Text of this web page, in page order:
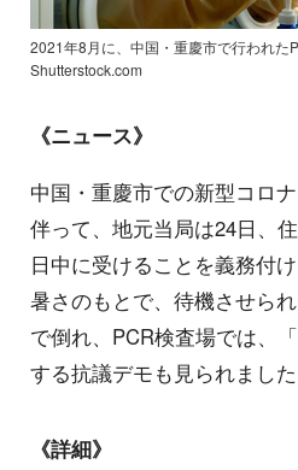
2021年8月に、中国・重慶市で行われた
Shutterstock.com
《ニュース》
中国・重慶市での新型コロ
伴って、地元当局は24日、
日中に受けることを義務付
暑さのもとで、待機させら
で倒れ、PCR検査場では、
する抗議デモも見られました
《詳細》